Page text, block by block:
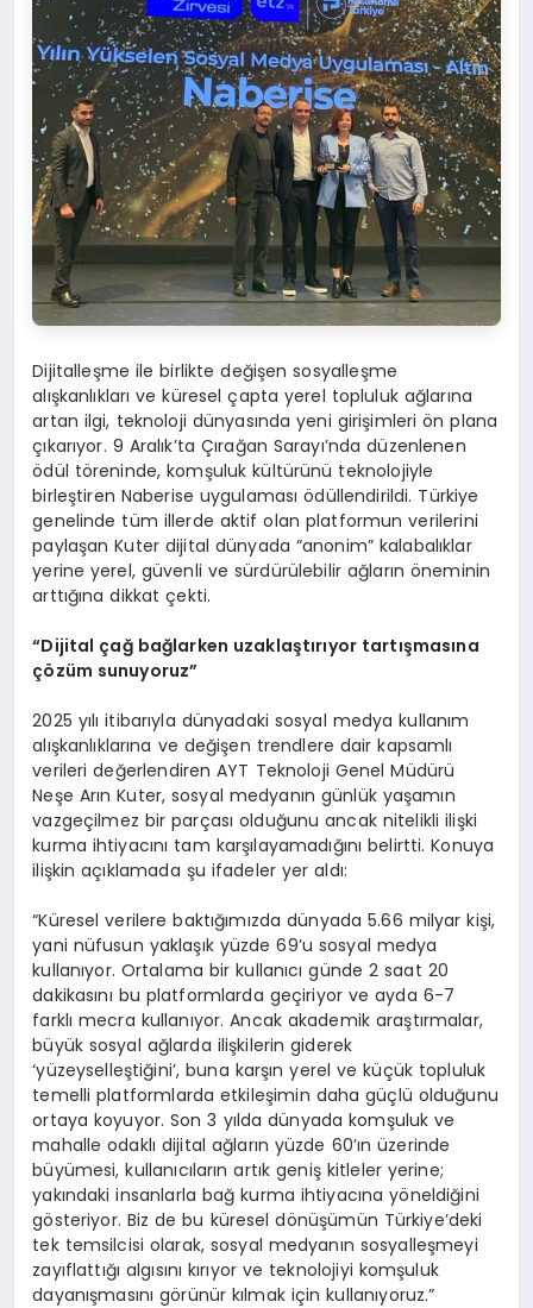
Dijitalleşme ile birlikte değişen sosyalleşme
alışkanlıkları ve küresel çapta yerel topluluk ağlarına
artan ilgi, teknoloji dünyasında yeni girişimleri ön plana
çıkarıyor. 9 Aralık’ta Çırağan Sarayı’nda düzenlenen
ödül töreninde, komşuluk kültürünü teknolojiyle
birleştiren Naberise uygulaması ödüllendirildi. Türkiye
genelinde tüm illerde aktif olan platformun verilerini
paylaşan Kuter dijital dünyada “anonim” kalabalıklar
yerine yerel, güvenli ve sürdürülebilir ağların öneminin
arttığına dikkat çekti.
“Dijital çağ bağlarken uzaklaştırıyor tartışmasına
çözüm sunuyoruz”
2025 yılı itibarıyla dünyadaki sosyal medya kullanım
alışkanlıklarına ve değişen trendlere dair kapsamlı
verileri değerlendiren AYT Teknoloji Genel Müdürü
Neşe Arın Kuter, sosyal medyanın günlük yaşamın
vazgeçilmez bir parçası olduğunu ancak nitelikli ilişki
kurma ihtiyacını tam karşılayamadığını belirtti. Konuya
ilişkin açıklamada şu ifadeler yer aldı:
“Küresel verilere baktığımızda dünyada 5.66 milyar kişi,
yani nüfusun yaklaşık yüzde 69’u sosyal medya
kullanıyor. Ortalama bir kullanıcı günde 2 saat 20
dakikasını bu platformlarda geçiriyor ve ayda 6-7
farklı mecra kullanıyor. Ancak akademik araştırmalar,
büyük sosyal ağlarda ilişkilerin giderek
‘yüzeyselleştiğini’, buna karşın yerel ve küçük topluluk
temelli platformlarda etkileşimin daha güçlü olduğunu
ortaya koyuyor. Son 3 yılda dünyada komşuluk ve
mahalle odaklı dijital ağların yüzde 60’ın üzerinde
büyümesi, kullanıcıların artık geniş kitleler yerine;
yakındaki insanlarla bağ kurma ihtiyacına yöneldiğini
gösteriyor. Biz de bu küresel dönüşümün Türkiye’deki
tek temsilcisi olarak, sosyal medyanın sosyalleşmeyi
zayıflattığı algısını kırıyor ve teknolojiyi komşuluk
dayanışmasını görünür kılmak için kullanıyoruz.”